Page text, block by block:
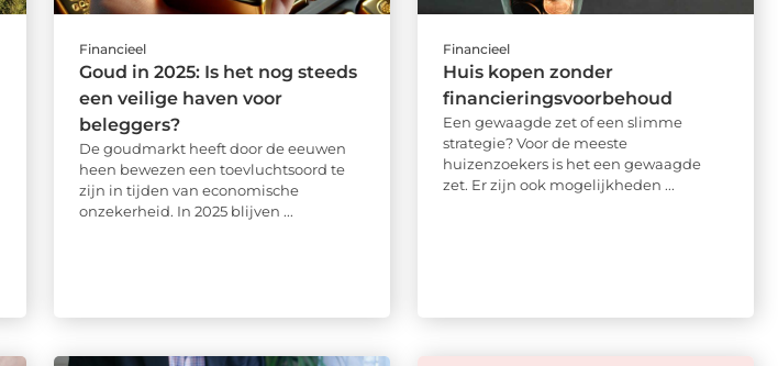
Financieel
Goud in 2025: Is het nog steeds
een veilige haven voor
beleggers?
De goudmarkt heeft door de eeuwen
heen bewezen een toevluchtsoord te
zijn in tijden van economische
onzekerheid. In 2025 blijven ...
Financieel
Huis kopen zonder
financieringsvoorbehoud
Een gewaagde zet of een slimme
strategie? Voor de meeste
huizenzoekers is het een gewaagde
zet. Er zijn ook mogelijkheden ...